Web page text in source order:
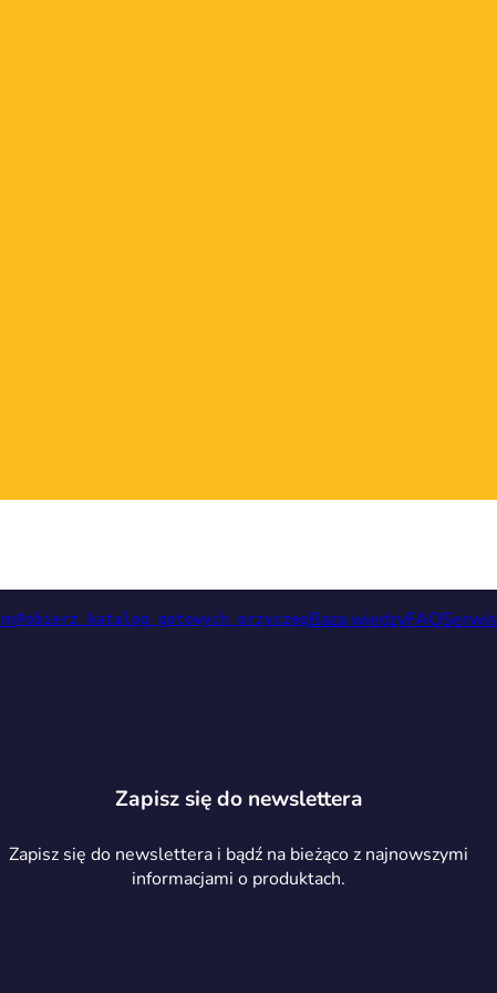
Pobierz katalog gotowych przyczepBaza wiedzyFAQSerwis
Zapisz się do newslettera
Zapisz się do newslettera i bądź na bieżąco z najnowszymi
informacjami o produktach.